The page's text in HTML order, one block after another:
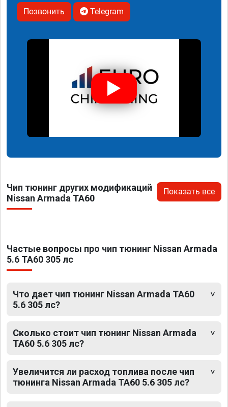
Позвонить Telegram
Чип тюнинг других модификаций
Nissan Armada TA60
Показать все
Частые вопросы про чип тюнинг Nissan Armada
5.6 TA60 305 лс
Что дает чип тюнинг Nissan Armada TA60
5.6 305 лс?
Сколько стоит чип тюнинг Nissan Armada
TA60 5.6 305 лс?
Увеличится ли расход топлива после чип
тюнинга Nissan Armada TA60 5.6 305 лс?